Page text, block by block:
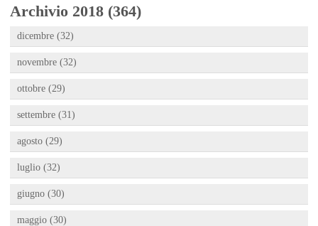
Archivio 2018 (364)
dicembre (32)
novembre (32)
ottobre (29)
settembre (31)
agosto (29)
luglio (32)
giugno (30)
maggio (30)